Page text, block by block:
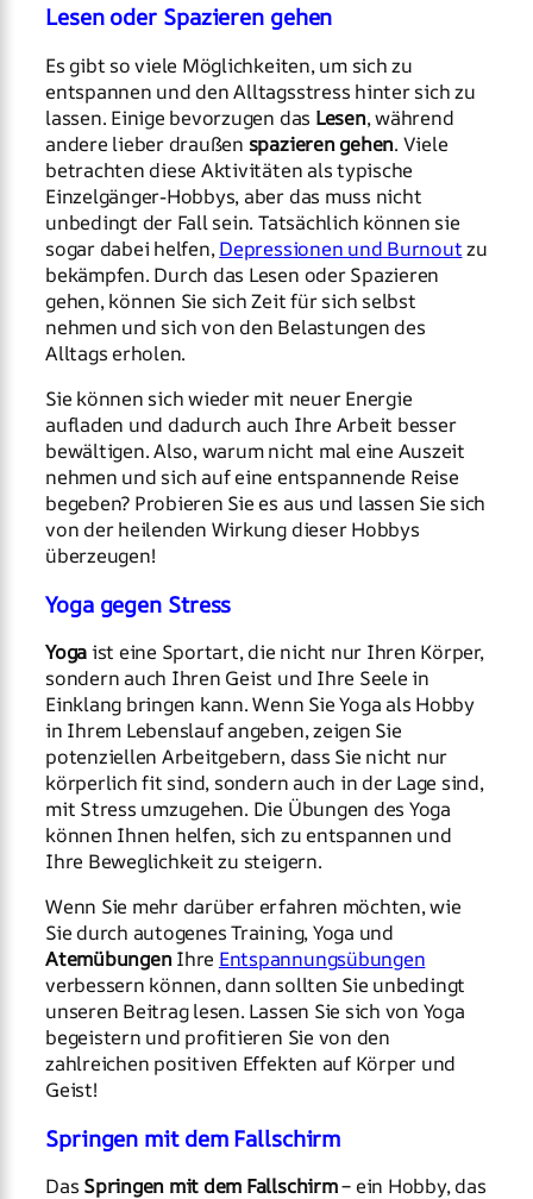
Lesen oder Spazieren gehen
Es gibt so viele Möglichkeiten, um sich zu
entspannen und den Alltagsstress hinter sich zu
lassen. Einige bevorzugen das Lesen, während
andere lieber draußen spazieren gehen. Viele
betrachten diese Aktivitäten als typische
Einzelgänger-Hobbys, aber das muss nicht
unbedingt der Fall sein. Tatsächlich können sie
sogar dabei helfen,Depressionen und Burnoutzu
bekämpfen. Durch das Lesen oder Spazieren
gehen, können Sie sich Zeit für sich selbst
nehmen und sich von den Belastungen des
Alltags erholen.
Sie können sich wieder mit neuer Energie
aufladen und dadurch auch Ihre Arbeit besser
bewältigen. Also, warum nicht mal eine Auszeit
nehmen und sich auf eine entspannende Reise
begeben? Probieren Sie es aus und lassen Sie sich
von der heilenden Wirkung dieser Hobbys
überzeugen!
Yoga gegen Stress
Yogaist eine Sportart, die nicht nur Ihren Körper,
sondern auch Ihren Geist und Ihre Seele in
Einklang bringen kann. Wenn Sie Yoga als Hobby
in Ihrem Lebenslauf angeben, zeigen Sie
potenziellen Arbeitgebern, dass Sie nicht nur
körperlich fit sind, sondern auch in der Lage sind,
mit Stress umzugehen. Die Übungen des Yoga
können Ihnen helfen, sich zu entspannen und
Ihre Beweglichkeit zu steigern.
Wenn Sie mehr darüber erfahren möchten, wie
Sie durch autogenes Training, Yoga und
AtemübungenIhre Entspannungsübungen
verbessern können, dann sollten Sie unbedingt
unseren Beitrag lesen. Lassen Sie sich von Yoga
begeistern und profitieren Sie von den
zahlreichen positiven Effekten auf Körper und
Geist!
Springen mit dem Fallschirm
Das Springen mit dem Fallschirm– ein Hobby, das